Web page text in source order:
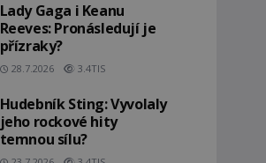
Lady Gaga i Keanu
Reeves: Pronásledují je
přízraky?
28.7.2026 3.4TIS
Hudebník Sting: Vyvolaly
jeho rockové hity
temnou sílu?